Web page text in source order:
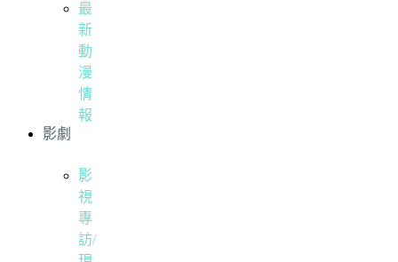
最
新
動
漫
情
報
影劇
影
視
專
訪/